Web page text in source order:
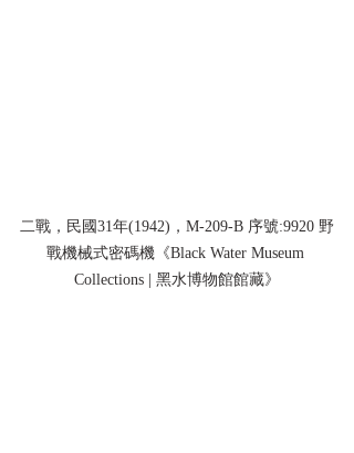
二戰，民國31年(1942)，M-209-B 序號:9920 野
戰機械式密碼機《Black Water Museum
Collections | 黑水博物館館藏》